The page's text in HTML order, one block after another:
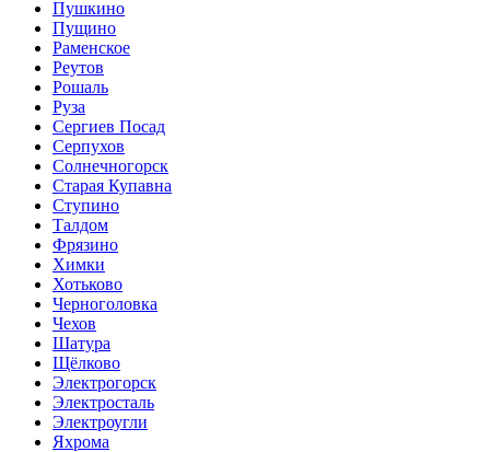
Пушкино
Пущино
Раменское
Реутов
Рошаль
Руза
Сергиев Посад
Серпухов
Солнечногорск
Старая Купавна
Ступино
Талдом
Фрязино
Химки
Хотьково
Черноголовка
Чехов
Шатура
Щёлково
Электрогорск
Электросталь
Электроугли
Яхрома